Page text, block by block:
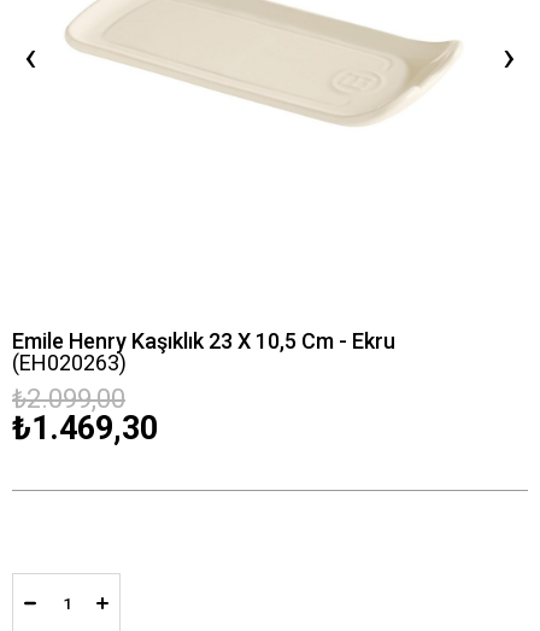
‹ ›
Emile Henry Kaşıklık 23 X 10,5 Cm - Ekru
(EH020263)
₺2.099,00
₺1.469,30